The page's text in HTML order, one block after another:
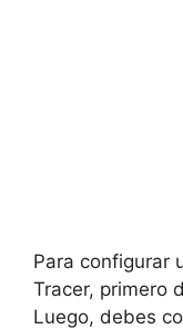
Para configurar
Tracer, primero
Luego, debes